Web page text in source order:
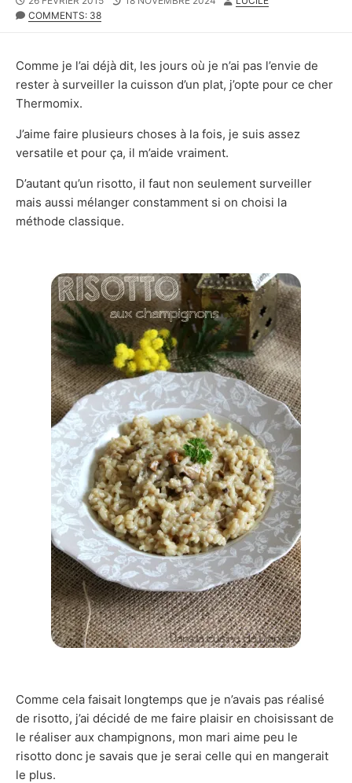
DATE
COMMENTS: 38
Comme je l’ai déjà dit, les jours où je n’ai pas l’envie de
rester à surveiller la cuisson d’un plat, j’opte pour ce cher
Thermomix.
J’aime faire plusieurs choses à la fois, je suis assez
versatile et pour ça, il m’aide vraiment.
D’autant qu’un risotto, il faut non seulement surveiller
mais aussi mélanger constamment si on choisi la
méthode classique.
Comme cela faisait longtemps que je n’avais pas réalisé
de risotto, j’ai décidé de me faire plaisir en choisissant de
le réaliser aux champignons, mon mari aime peu le
risotto donc je savais que je serai celle qui en mangerait
le plus.